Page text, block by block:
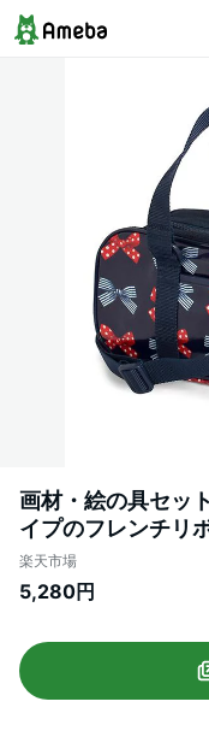
画材・絵の具セッ
イプのフレンチリ
材セット 子供 小学
セット 画材セット
グ 絵の具バッグ
学校
楽天市場
5,280円